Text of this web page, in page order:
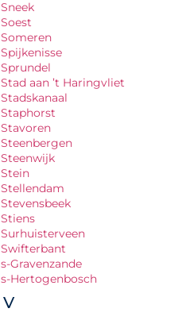
Sneek
Soest
Someren
Spijkenisse
Sprundel
Stad aan ’t Haringvliet
Stadskanaal
Staphorst
Stavoren
Steenbergen
Steenwijk
Stein
Stellendam
Stevensbeek
Stiens
Surhuisterveen
Swifterbant
s-Gravenzande
s-Hertogenbosch
V